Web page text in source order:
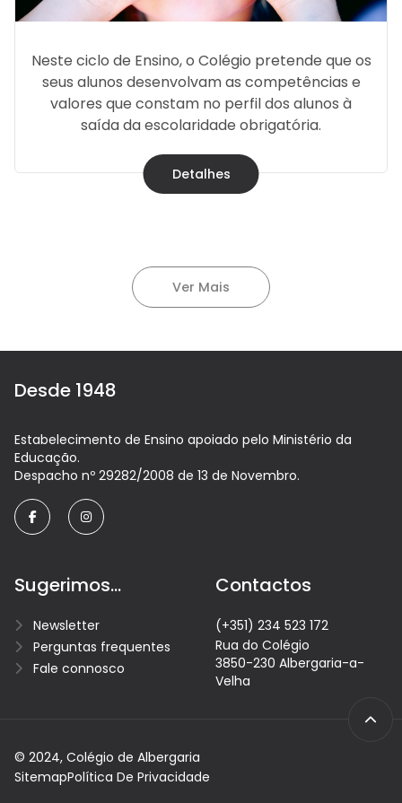
Neste ciclo de Ensino, o Colégio pretende que os
seus alunos desenvolvam as competências e
valores que constam no perfil dos alunos à
saída da escolaridade obrigatória.
Detalhes
Ver Mais
Desde 1948
Estabelecimento de Ensino apoiado pelo Ministério da
Educação.
Despacho nº 29282/2008 de 13 de Novembro.
facebookinstagram
Sugerimos...
Newsletter
Perguntas frequentes
Fale connosco
Contactos
(+351) 234 523 172
Rua do Colégio
3850-230 Albergaria-a-
Velha
© 2024, Colégio de Albergaria
SitemapPolítica De Privacidade